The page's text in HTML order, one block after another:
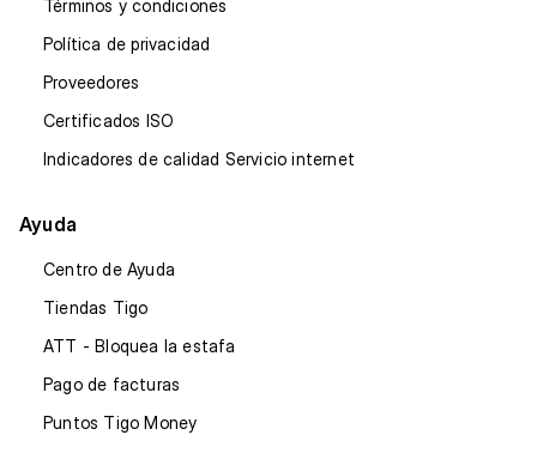
Términos y condiciones
Política de privacidad
Proveedores
Certificados ISO
Indicadores de calidad Servicio internet
Ayuda
Centro de Ayuda
Tiendas Tigo
ATT - Bloquea la estafa
Pago de facturas
Puntos Tigo Money